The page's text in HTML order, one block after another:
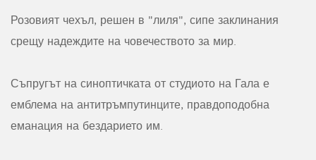
Розовият чехъл, решен в "лиля", сипе заклинания
срещу надеждите на човечеството за мир.
Съпругът на синоптичката от студиото на Гала е
емблема на антитръмпутинците, правдоподобна
еманация на бездарието им.